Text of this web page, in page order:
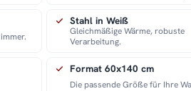
Stahl in Weiß
Gleichmäßige Wärme, robuste
Verarbeitung.
Format 60x140 cm
Die passende Größe für Ihre